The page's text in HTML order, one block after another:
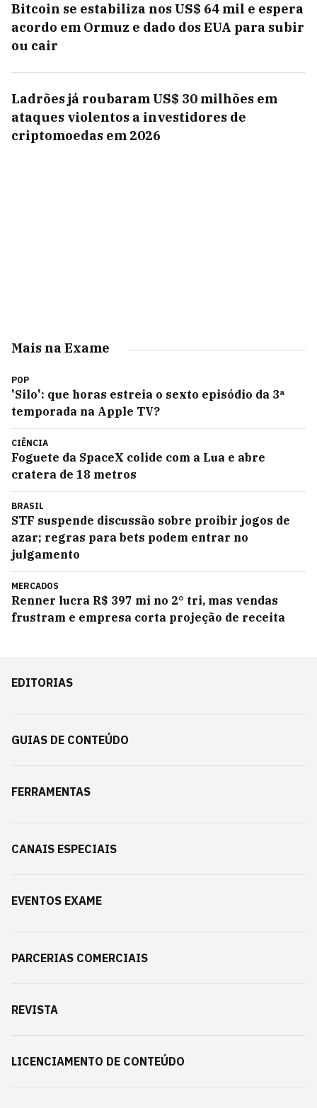
Bitcoin se estabiliza nos US$ 64 mil e espera
acordo em Ormuz e dado dos EUA para subir
ou cair
Ladrões já roubaram US$ 30 milhões em
ataques violentos a investidores de
criptomoedas em 2026
Mais na Exame
POP
'Silo': que horas estreia o sexto episódio da 3ª
temporada na Apple TV?
CIÊNCIA
Foguete da SpaceX colide com a Lua e abre
cratera de 18 metros
BRASIL
STF suspende discussão sobre proibir jogos de
azar; regras para bets podem entrar no
julgamento
MERCADOS
Renner lucra R$ 397 mi no 2° tri, mas vendas
frustram e empresa corta projeção de receita
EDITORIAS
GUIAS DE CONTEÚDO
FERRAMENTAS
CANAIS ESPECIAIS
EVENTOS EXAME
PARCERIAS COMERCIAIS
REVISTA
LICENCIAMENTO DE CONTEÚDO